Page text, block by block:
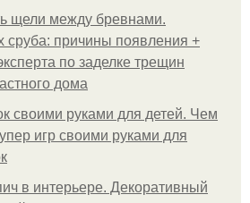
щели между бревнами.
причины появления +
по заделке трещин
дома
своими руками для детей. Чем
игр своими руками для
в интерьере. Декоративный